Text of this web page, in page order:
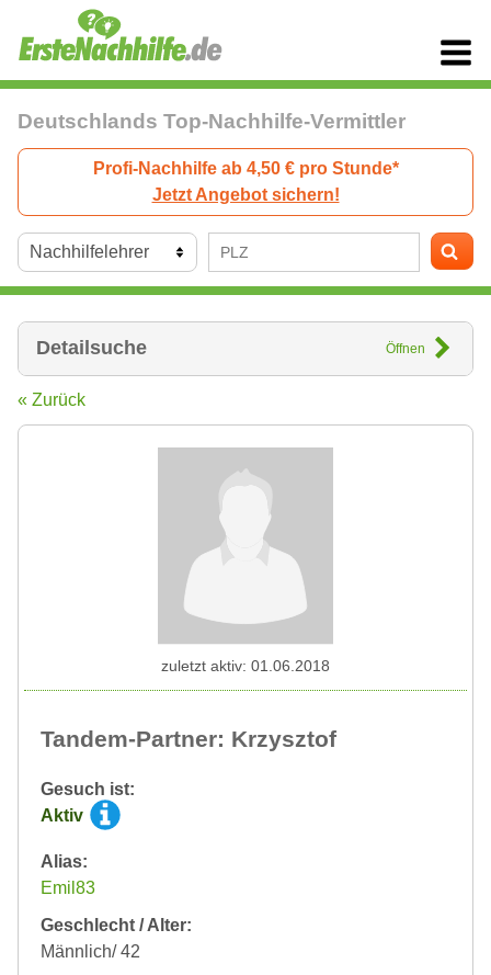
Deutschlands Top-Nachhilfe-Vermittler
Profi-Nachhilfe ab 4,50 € pro Stunde*
Jetzt Angebot sichern!
Detailsuche Öffnen
« Zurück
Tandem-Partner: Krzysztof
Gesuch ist:
Aktiv
Alias:
Emil83
Geschlecht / Alter:
Männlich/ 42
zuletzt aktiv: 01.06.2018